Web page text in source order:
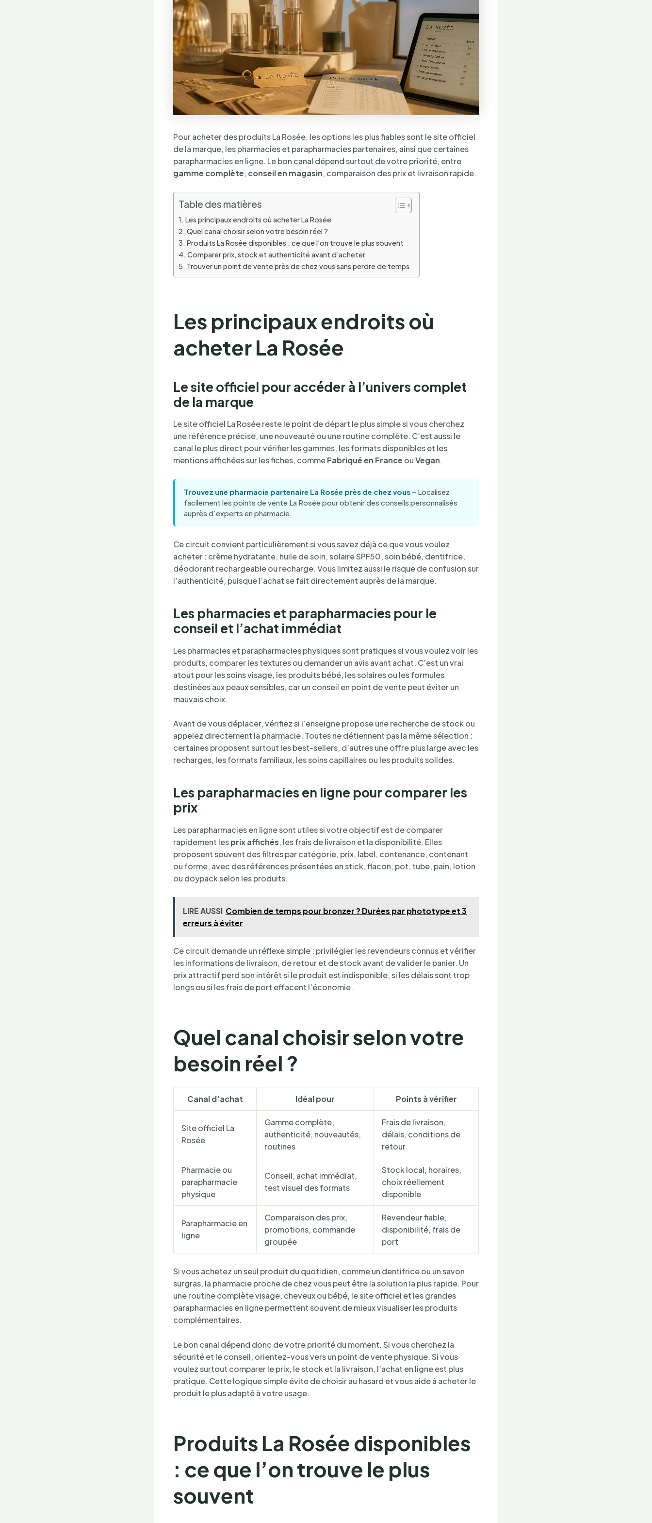
Pour acheter des produits La Rosée, les options les plus fiables sont le site officiel
de la marque, les pharmacies et parapharmacies partenaires, ainsi que certaines
parapharmacies en ligne. Le bon canal dépend surtout de votre priorité, entre
gamme complète, conseil en magasin, comparaison des prix et livraison rapide.
Table des matières
Les principaux endroits où acheter La Rosée
Quel canal choisir selon votre besoin réel ?
Produits La Rosée disponibles : ce que l’on trouve le plus souvent
Comparer prix, stock et authenticité avant d’acheter
Trouver un point de vente près de chez vous sans perdre de temps
Les principaux endroits où
acheter La Rosée
Le site officiel pour accéder à l’univers complet
de la marque
Le site officiel La Rosée reste le point de départ le plus simple si vous cherchez
une référence précise, une nouveauté ou une routine complète. C’est aussi le
canal le plus direct pour vérifier les gammes, les formats disponibles et les
mentions affichées sur les fiches, commeFabriqué en France ouVegan.
Trouvez une pharmacie partenaire La Rosée près de chez vous – Localisez
facilement les points de vente La Rosée pour obtenir des conseils personnalisés
auprès d’experts en pharmacie.
Ce circuit convient particulièrement si vous savez déjà ce que vous voulez
acheter : crème hydratante, huile de soin, solaire SPF50, soin bébé, dentifrice,
déodorant rechargeable ou recharge. Vous limitez aussi le risque de confusion sur
l’authenticité, puisque l’achat se fait directement auprès de la marque.
Les pharmacies et parapharmacies pour le
conseil et l’achat immédiat
Les pharmacies et parapharmacies physiques sont pratiques si vous voulez voir les
produits, comparer les textures ou demander un avis avant achat. C’est un vrai
atout pour les soins visage, les produits bébé, les solaires ou les formules
destinées aux peaux sensibles, car un conseil en point de vente peut éviter un
mauvais choix.
Avant de vous déplacer, vérifiez si l’enseigne propose une recherche de stock ou
appelez directement la pharmacie. Toutes ne détiennent pas la même sélection :
certaines proposent surtout les best-sellers, d’autres une offre plus large avec les
recharges, les formats familiaux, les soins capillaires ou les produits solides.
Les parapharmacies en ligne pour comparer les
prix
Les parapharmacies en ligne sont utiles si votre objectif est de comparer
rapidement lesprix affichés, les frais de livraison et la disponibilité. Elles
proposent souvent des filtres par catégorie, prix, label, contenance, contenant
ou forme, avec des références présentées en stick, flacon, pot, tube, pain, lotion
ou doypack selon les produits.
LIRE AUSSI Combien de temps pour bronzer ? Durées par phototype et 3
erreurs à éviter
Ce circuit demande un réflexe simple : privilégier les revendeurs connus et vérifier
les informations de livraison, de retour et de stock avant de valider le panier. Un
prix attractif perd son intérêt si le produit est indisponible, si les délais sont trop
longs ou si les frais de port effacent l’économie.
Quel canal choisir selon votre
besoin réel ?
Canal d’achat Idéal pour Points à vérifier
Site officiel La
Rosée
Gamme complète,
authenticité, nouveautés,
routines
Frais de livraison,
délais, conditions de
retour
Pharmacie ou
parapharmacie
physique
Conseil, achat immédiat,
test visuel des formats
Stock local, horaires,
choix réellement
disponible
Parapharmacie en
ligne
Comparaison des prix,
promotions, commande
groupée
Revendeur fiable,
disponibilité, frais de
port
Si vous achetez un seul produit du quotidien, comme un dentifrice ou un savon
surgras, la pharmacie proche de chez vous peut être la solution la plus rapide. Pour
une routine complète visage, cheveux ou bébé, le site officiel et les grandes
parapharmacies en ligne permettent souvent de mieux visualiser les produits
complémentaires.
Le bon canal dépend donc de votre priorité du moment. Si vous cherchez la
sécurité et le conseil, orientez-vous vers un point de vente physique. Si vous
voulez surtout comparer le prix, le stock et la livraison, l’achat en ligne est plus
pratique. Cette logique simple évite de choisir au hasard et vous aide à acheter le
produit le plus adapté à votre usage.
Produits La Rosée disponibles
: ce que l’on trouve le plus
souvent